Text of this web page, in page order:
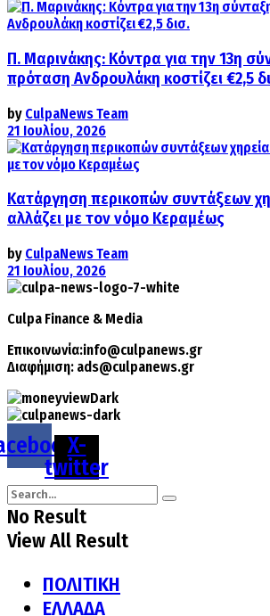
Π. Μαρινάκης: Κόντρα για την 13η
πρόταση Ανδρουλάκη κοστίζει €2,5
by CulpaNews Team
21 Ιουλίου, 2026
Κατάργηση περικοπών συντάξεων
αλλάζει με τον νόμο Κεραμέως
by CulpaNews Team
21 Ιουλίου, 2026
Culpa Finance & Media
Επικοινωνία:info@culpanews.gr
Διαφήμιση: ads@culpanews.gr
X-
twitter
No Result
View All Result
ΠΟΛΙΤΙΚΗ
ΕΛΛΑΔΑ